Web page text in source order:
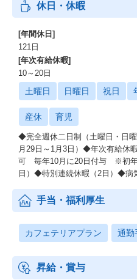
休日・休暇
[年間休日]
121日
[年次有給休暇]
10～20日
土曜日 日曜日 祝日
産休 育児
◆完全週休二日制（土曜日・日
月29日～1月3日）◆年次有給休
可 毎年10月に20日付与 ※初年
日）◆特別連続休暇（2日）◆
手当・福利厚生
カフェテリアプラン 通勤
昇給・賞与